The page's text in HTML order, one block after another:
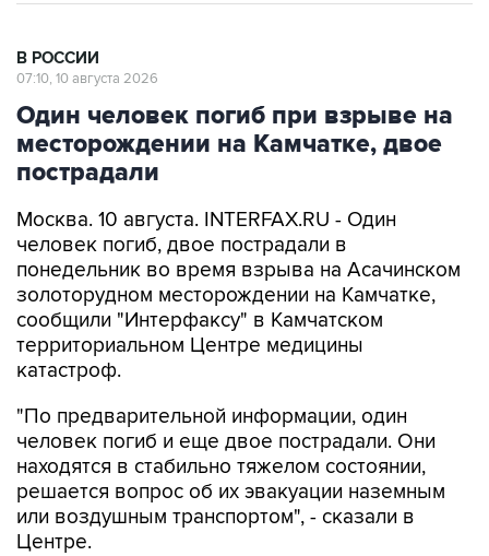
В РОССИИ
07:10, 10 августа 2026
Один человек погиб при взрыве на
месторождении на Камчатке, двое
пострадали
Москва. 10 августа. INTERFAX.RU - Один
человек погиб, двое пострадали в
понедельник во время взрыва на Асачинском
золоторудном месторождении на Камчатке,
сообщили "Интерфаксу" в Камчатском
территориальном Центре медицины
катастроф.
"По предварительной информации, один
человек погиб и еще двое пострадали. Они
находятся в стабильно тяжелом состоянии,
решается вопрос об их эвакуации наземным
или воздушным транспортом", - сказали в
Центре.